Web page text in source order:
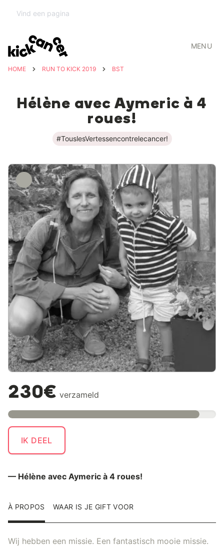
MENU
HOME RUN TO KICK 2019 BST
Hélène avec Aymeric à 4
roues!
#TouslesVertessencontrelecancer!
230€ verzameld
IK DEEL
— Hélène avec Aymeric à 4 roues!
À PROPOS WAAR IS JE GIFT VOOR
Wij hebben een missie. Een fantastisch mooie missie.